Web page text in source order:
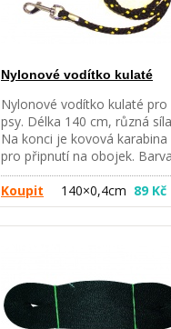
Nylonové vodítko kulaté
Nylonové vodítko kulaté pro
psy. Délka 140 cm, různá
Na konci je kovová karabina
pro připnutí na obojek.
černá + dle momentální
nabídky. Délka - síla 140 cm
0,4 cm - pro malé psy 140
0,6 cm - pro malé a střední
střední a velké psy 140 cm x
1,4 cm - pro velké psy
Koupit 140×0,4cm 89 Kč